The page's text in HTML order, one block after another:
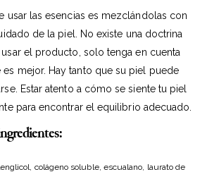
usar las esencias es mezclándolas con
de la piel. No existe una doctrina
el producto, solo tenga en cuenta
mejor. Hay tanto que su piel puede
Estar atento a cómo se siente tu piel
para encontrar el equilibrio adecuado.
colágeno soluble, escualano, laurato de